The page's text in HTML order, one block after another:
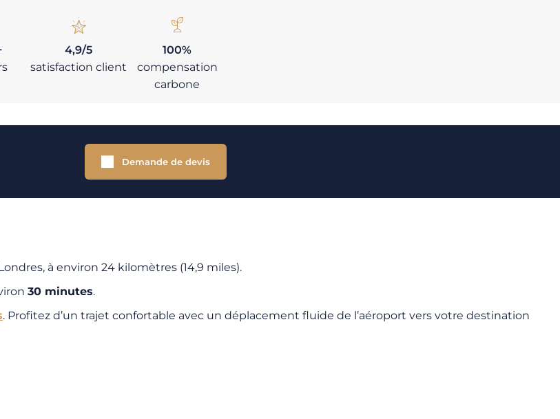
4,9/5
satisfaction client
100%
compensation
carbone
Demande de devis
à environ 24 kilomètres (14,9 miles).
30 minutes.
. Profitez d’un trajet confortable avec un déplacement fluide de l’aéroport vers votre destination